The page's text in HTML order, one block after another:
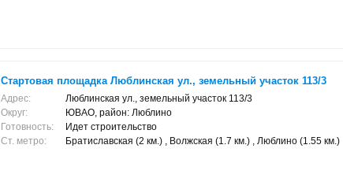
Стартовая площадка Люблинская ул., земельный участок 113/3
Адрес:
Люблинская ул., земельный участок 113/3
Округ:
ЮВАО, район: Люблино
Готовность:
Идет строительство
Ст. метро:
Братиславская (2 км.) , Волжская (1.7 км.) , Люблино (1.55 км.)